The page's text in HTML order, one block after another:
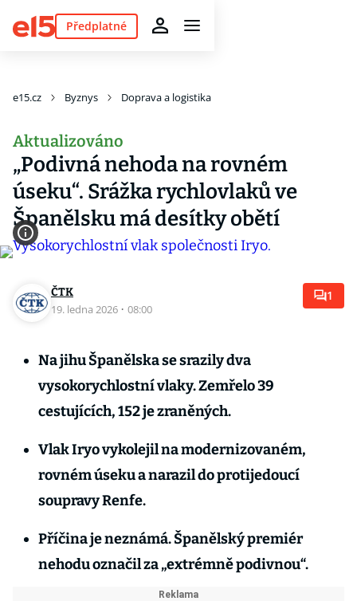
Předplatné
e15.cz Byznys Doprava a logistika
Aktualizováno
„Podivná nehoda na rovném
úseku“. Srážka rychlovlaků ve
Španělsku má desítky obětí
ČTK
19. ledna 2026 · 08:00
1
Na jihu Španělska se srazily dva
vysokorychlostní vlaky. Zemřelo 39
cestujících, 152 je zraněných.
Vlak Iryo vykolejil na modernizovaném,
rovném úseku a narazil do protijedoucí
soupravy Renfe.
Příčina je neznámá. Španělský premiér
nehodu označil za „extrémně podivnou“.